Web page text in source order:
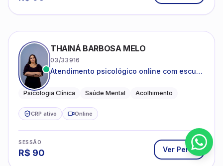
THAINÁ BARBOSA MELO
03/33916
Atendimento psicológico online com escuta
emocional
Psicologia Clínica Saúde Mental Acolhimento
CRP ativo Online
SESSÃO
R$ 90 Ver Perfil